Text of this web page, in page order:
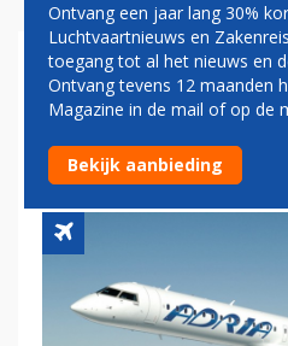
ADRIA STAAKT
VLUCHTEN EN
FAILLISSEMENT
Ontvang een jaar lang 30%
Luchtvaartnieuws en
toegang tot al het nieuws en
Ontvang tevens 12 maanden
Magazine in de mail of op de
Bekijk aanbieding